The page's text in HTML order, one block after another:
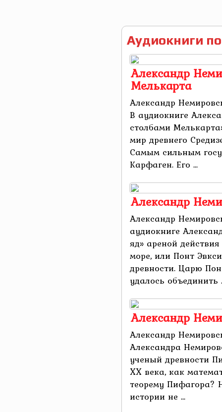
Аудиокниги
Александр
Мелькарта
Александр
В аудиокниге
столбами
мир древнего
Самым сильным
Карфаген. Его ...
Александр
Александр
аудиокниге
яд» ареной
море, или Понт
древности. Царю
удалось объединить
Александр
Александр
Александра
ученый древности
XX века, как
теорему Пифагора?
истории не ...